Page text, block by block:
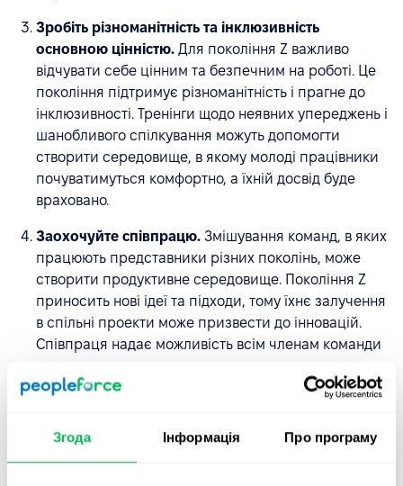
Згода Інформація Про програму
Зробіть різноманітність та інклюзивність
основною цінністю. Для покоління Z важливо
відчувати себе цінним та безпечним на роботі. Це
покоління підтримує різноманітність і прагне до
інклюзивності. Тренінги щодо неявних упереджень і
шанобливого спілкування можуть допомогти
створити середовище, в якому молоді працівники
почуватимуться комфортно, а їхній досвід буде
враховано.
Заохочуйте співпрацю. Змішування команд, в яких
працюють представники різних поколінь, може
створити продуктивне середовище. Покоління Z
приносить нові ідеї та підходи, тому їхнє залучення
в спільні проекти може призвести до інновацій.
Співпраця надає можливість всім членам команди
Покоління Z цінує
для спільного проведення часу, таких як віртуальні
ігри або командні обіди, допоможе зміцнити